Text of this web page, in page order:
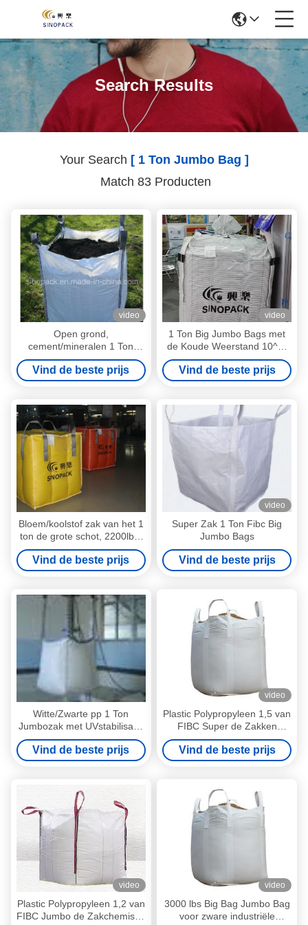
Search Results
Your Search [ 1 Ton Jumbo Bag ]
Match 83 Producten
video
Open grond,
cement/mineralen 1 Ton
Jumbozak voor het
gemakkelijke vullen en het
lossen
Vind de beste prijs
video
1 Ton Big Jumbo Bags met
de Koude Weerstand 10^4-
10^6 Ohm/sq van de
Schuringsweerstand
Vind de beste prijs
Bloem/koolstof zak van het 1
ton de grote schot, 2200lbs-
capaciteit 1 ton
Jumbozakken
Vind de beste prijs
video
Super Zak 1 Ton Fibc Big
Jumbo Bags
Vind de beste prijs
Witte/Zwarte pp 1 Ton
Jumbozak met UVstabilisatie
90x90x120cm
Vind de beste prijs
video
Plastic Polypropyleen 1,5 van
FIBC Super de Zakken
Jumbozak van Ton Pp
Woven Big Bags 1000KG
Vind de beste prijs
video
Plastic Polypropyleen 1,2 van
FIBC Jumbo de Zakchemisch
video
3000 lbs Big Bag Jumbo Bag
voor zware industriële